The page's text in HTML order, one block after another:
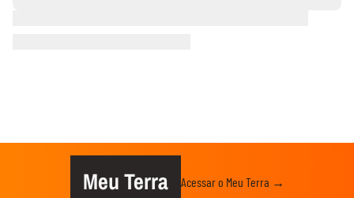
Meu Terra Acessar o Meu Terra →